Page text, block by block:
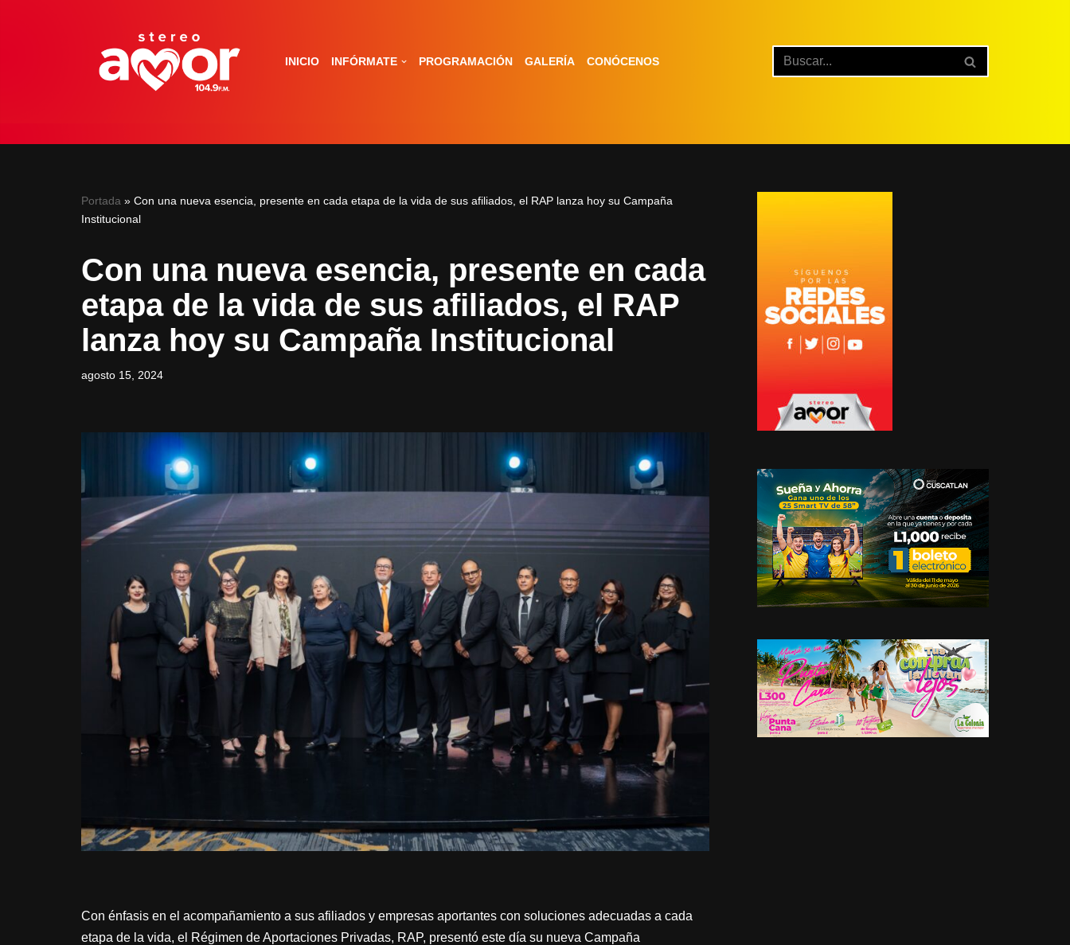
INICIO INFÓRMATE PROGRAMACIÓN GALERÍA CONÓCENOS
Portada » Con una nueva esencia, presente en cada etapa de la vida de sus afiliados, el RAP lanza hoy su Campaña
Institucional
Con una nueva esencia, presente en cada
etapa de la vida de sus afiliados, el RAP
lanza hoy su Campaña Institucional
agosto 15, 2024
Con énfasis en el acompañamiento a sus afiliados y empresas aportantes con soluciones adecuadas a cada
etapa de la vida, el Régimen de Aportaciones Privadas, RAP, presentó este día su nueva Campaña